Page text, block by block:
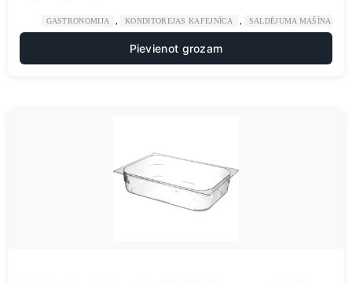
GASTRONOMIJA KONDITOREJAS KAFEJNĪCA SALDĒJUMA MAŠĪNAS
Pievienot grozam